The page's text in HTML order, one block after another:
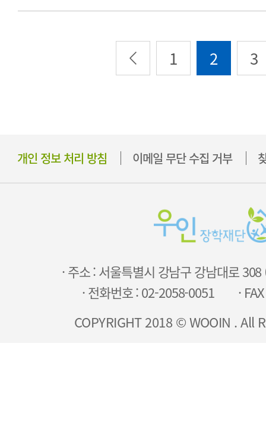
1 2 3
개인 정보 처리 방침 이메일 무단 수집 거부
· 주소 : 서울특별시 강남구 강남대로
· 전화번호 : 02-2058-0051
·
COPYRIGHT 2018 © WOOIN . All